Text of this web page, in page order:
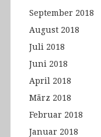
September 2018
August 2018
Juli 2018
Juni 2018
April 2018
März 2018
Februar 2018
Januar 2018